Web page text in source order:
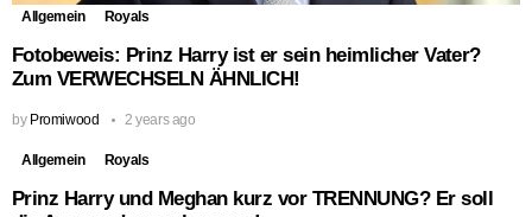
Allgemein Royals
Fotobeweis: Prinz Harry ist er sein heimlicher Vater?
Zum VERWECHSELN ÄHNLICH!
by Promiwood 2 years ago
Allgemein Royals
Prinz Harry und Meghan kurz vor TRENNUNG? Er soll